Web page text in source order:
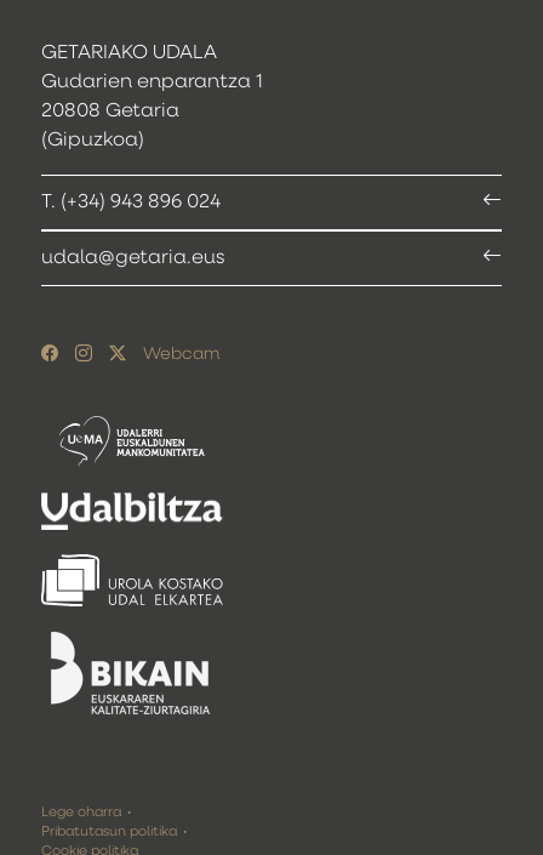
GETARIAKO UDALA
Gudarien enparantza 1
20808 Getaria
(Gipuzkoa)
T. (+34) 943 896 024
udala@getaria.eus
Webcam
Lege oharra
Pribatutasun politika
Cookie politika